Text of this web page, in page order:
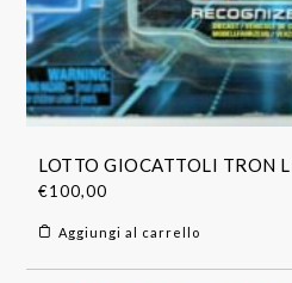
LOTTO GIOCATTOLI TRON
€100,00
Aggiungi al carrello